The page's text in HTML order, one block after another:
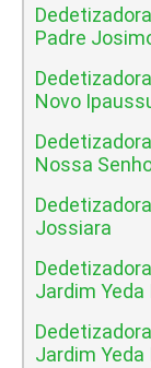
Padre
Novo
Nossa
Jossiara
Jardim Yeda
Jardim Yeda